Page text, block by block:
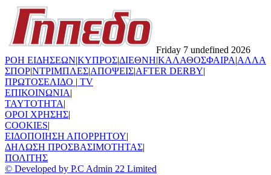
Friday 7 undefined 2026
ΡΟΗ ΕΙΔΗΣΕΩΝ|ΚΥΠΡΟΣ|ΔΙΕΘΝΗ|ΚΑΛΑΘΟΣΦΑΙΡΑ|ΑΛΛΑ
ΣΠΟΡ|ΝΤΡΙΜΠΛΕΣ|ΑΠΟΨΕΙΣ|AFTER DERBY|
ΠΡΩΤΟΣΕΛΙΔΟ | TV
ΕΠΙΚΟΙΝΩΝΙΑ|
TAYTOTHTA|
ΟΡΟΙ ΧΡΗΣΗΣ|
COOKIES|
ΕΙΔΟΠΟΙΗΣΗ ΑΠΟΡΡΗΤΟΥ|
ΔΗΛΩΣΗ ΠΡΟΣΒΑΣΙΜΟΤΗΤΑΣ|
ΠΟΛΙΤΗΣ
© Developed by P.C Admin 22 Limited